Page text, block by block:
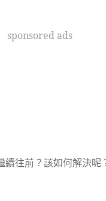
sponsored ads
往前？該如何解決呢